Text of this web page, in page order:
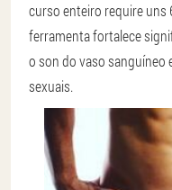
curso enteiro require uns
ferramenta fortalece
o son do vaso sanguíneo
sexuais.